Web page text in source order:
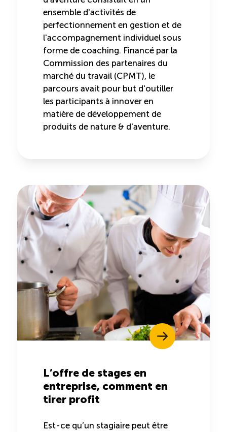
ensemble d'activités de
perfectionnement en gestion et de
l'accompagnement individuel sous
forme de coaching. Financé par la
Commission des partenaires du
marché du travail (CPMT), le
parcours avait pour but d'outiller
les participants à innover en
matière de développement de
produits de nature & d'aventure.
L’offre de stages en
entreprise, comment en
tirer profit
Est-ce qu’un stagiaire peut être